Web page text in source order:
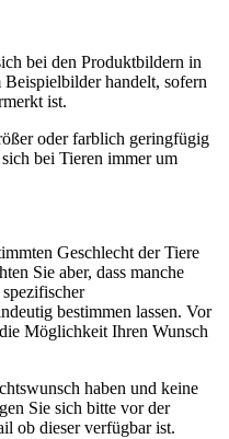
bei den Produktbildern in
handelt, sofern
ist.
oder farblich geringfügig
bei Tieren immer um
Geschlecht der Tiere
Sie aber, dass manche
bestimmen lassen. Vor
Möglichkeit Ihren Wunsch
haben und keine
Sie sich bitte vor der
ob dieser verfügbar ist.